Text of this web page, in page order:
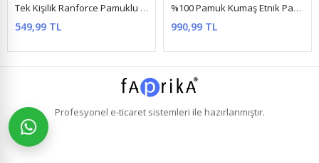
Tek Kişilik Ranforce Pamuklu Nevresim Takımı (Çarşafı Lastikli) Fayans Gri
549,99 TL
%100 Pamuk Kumaş Etnik Papatya Desen Tek Kişilik Nevresim Takımı Gri
990,99 TL
Profesyonel e-ticaretsistemleri ile hazırlanmıştır.